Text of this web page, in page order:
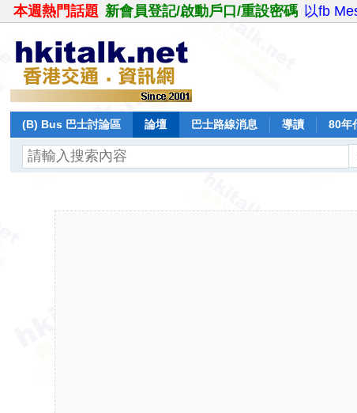
本週熱門話題 新會員登記/啟動戶口/重設密碼 以fb
(B) Bus 巴士討論區 論壇 巴士路線消息 導讀 80年